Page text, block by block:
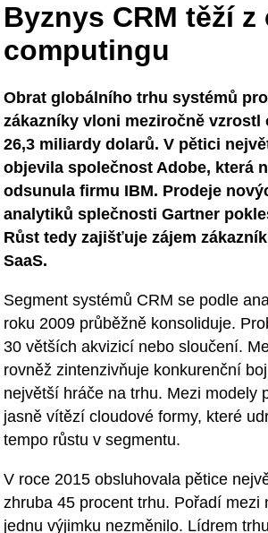
Byznys CRM těží z
computingu
Obrat globálního trhu systémů
zákazníky vloni meziročně vzrostl
26,3 miliardy dolarů. V pětici
objevila společnost Adobe, která
odsunula firmu IBM. Prodeje
analytiků splečnosti Gartner
Růst tedy zajišťuje zájem
SaaS.
Segment systémů CRM se podle
roku 2009 průběžně konsoliduje.
30 větších akvizicí nebo sloučení.
rovněž zintenzivňuje konkurenční
největší hráče na trhu. Mezi modely
jasně vítězí cloudové formy, které
tempo růstu v segmentu.
V roce 2015 obsluhovala pětice
zhruba 45 procent trhu. Pořadí mezi
jednu výjimku nezměnilo. Lídrem